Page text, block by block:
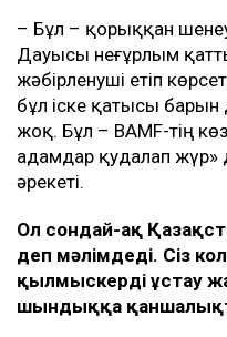
– Бұл – қорыққан
Дауысы неғұрлым
жәбірленуші етіп
бұл іске қатысы барын
жоқ. Бұл – BAMF-тің
адамдар қудалап жүр»
әрекеті.
Ол сондай-ақ
деп мәлімдеді. Сіз
қылмыскерді ұстау
шындыққа